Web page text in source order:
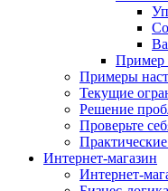
Пример
Примеры
Текущие
Решение
Проверьте
Интернет-магазин
Интернет-